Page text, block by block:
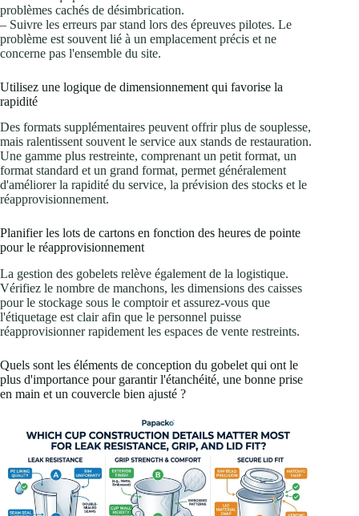
problèmes cachés de désimbrication.
– Suivre les erreurs par stand lors des épreuves pilotes. Le
problème est souvent lié à un emplacement précis et ne
concerne pas l'ensemble du site.
Utilisez une logique de dimensionnement qui favorise la
rapidité
Des formats supplémentaires peuvent offrir plus de souplesse,
mais ralentissent souvent le service aux stands de restauration.
Une gamme plus restreinte, comprenant un petit format, un
format standard et un grand format, permet généralement
d'améliorer la rapidité du service, la prévision des stocks et le
réapprovisionnement.
Planifier les lots de cartons en fonction des heures de pointe
pour le réapprovisionnement
La gestion des gobelets relève également de la logistique.
Vérifiez le nombre de manchons, les dimensions des caisses
pour le stockage sous le comptoir et assurez-vous que
l'étiquetage est clair afin que le personnel puisse
réapprovisionner rapidement les espaces de vente restreints.
Quels sont les éléments de conception du gobelet qui ont le
plus d'importance pour garantir l'étanchéité, une bonne prise
en main et un couvercle bien ajusté ?